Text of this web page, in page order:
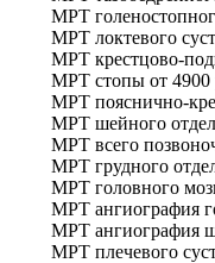
МРТ
МРТ локтевого
МРТ крестцово-
МРТ стопы от 4900
МРТ пояснично-
МРТ шейного
МРТ всего
МРТ грудного
МРТ головного
МРТ ангиография
МРТ ангиография
МРТ плечевого